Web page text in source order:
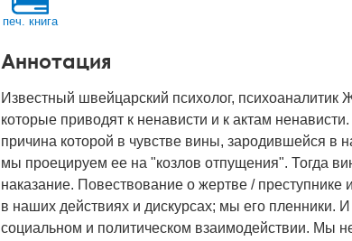
Год
Код
печ. книга
Аннотация
Известный швейцарский психолог,
которые приводят к ненависти и к актам
причина которой в чувстве вины, зародившейся в
мы проецируем ее на "козлов отпущения". Тогда
наказание. Повествование о жертве /
в наших действиях и дискурсах; мы его пленники.
социальном и политическом взаимодействии. Мы